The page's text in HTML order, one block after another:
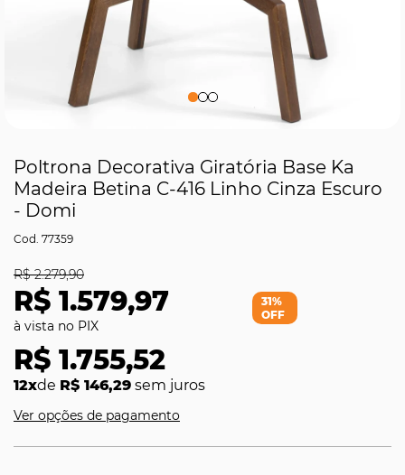
Poltrona Decorativa Giratória Base Ka
Madeira Betina C-416 Linho Cinza Escuro
- Domi
77359
R$ 1.579,97
R$ 2.279,90
R$ 1.755,52
12xde R$ 146,29 sem juros
31%
OFF
Ver opções de pagamento